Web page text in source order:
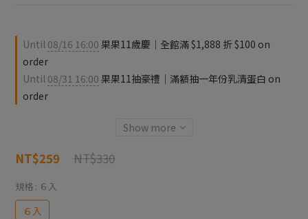
Until 08/16 16:00 果果11歲慶｜全館滿 $1,888 折 $100 on
order
Until 08/31 16:00 果果11抽豪禮｜滿額抽一年份乳清蛋白 on
order
Show more
NT$330
NT$259
規格 : ６入
６入